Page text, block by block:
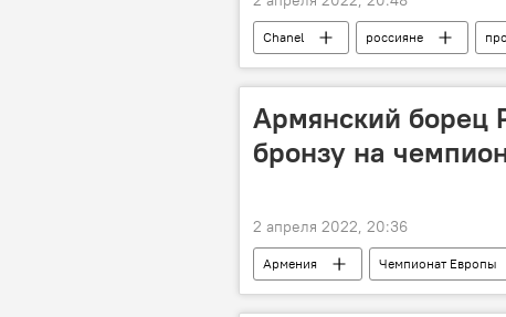
Chanel россияне
Армянский борец
бронзу на
2 апреля 2022, 20:36
Армения Чемпионат Европы